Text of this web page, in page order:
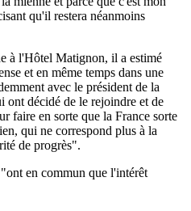
qu'il restera néanmoins
à l'Hôtel Matignon, il a estimé
et en même temps dans une
avec le président de la
ont décidé de le rejoindre et de
faire en sorte que la France sorte
qui ne correspond plus à la
de progrès".
en commun que l'intérêt